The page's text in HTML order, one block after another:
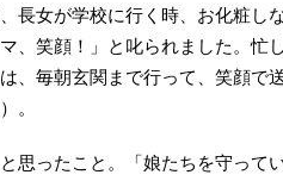
長女が学校に行く時、お化粧し
マ、笑顔！」と叱られました。忙
、毎朝玄関まで行って、笑顔で
。
思ったこと。「娘たちを守って